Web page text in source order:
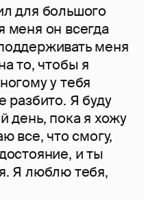
для большого
меня он всегда
меня
то, чтобы я
у тебя
разбито. Я буду
день, пока я хожу
все, что смогу,
и ты
Я люблю тебя,